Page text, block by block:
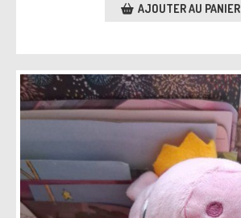
AJOUTER AU PANIER